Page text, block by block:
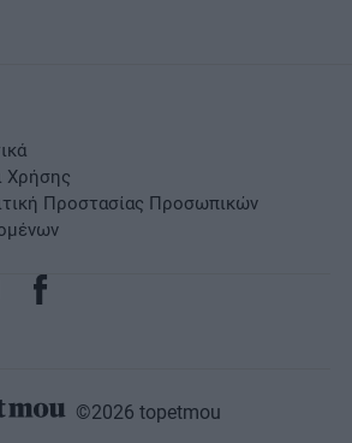
Χρήσης
Προστασίας Προσωπικών
©2026 topetmou